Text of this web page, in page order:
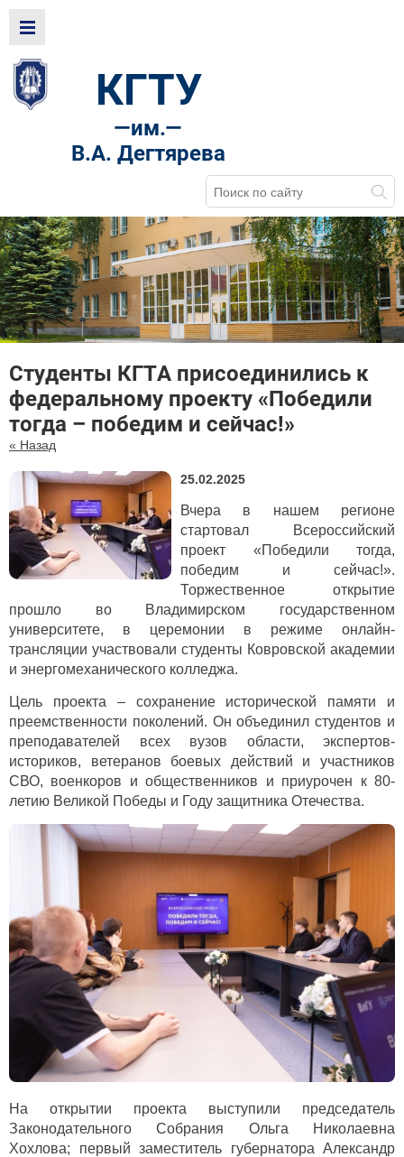
КГТУ
—им.—
В.А. Дегтярева
Студенты КГТА присоединились к
федеральному проекту «Победили
тогда – победим и сейчас!»
« Назад
25.02.2025
Вчера в нашем регионе
стартовал Всероссийский
проект «Победили тогда,
победим и сейчас!».
Торжественное открытие
прошло во Владимирском государственном
университете, в церемонии в режиме онлайн-
трансляции участвовали студенты Ковровской академии
и энергомеханического колледжа.
Цель проекта – сохранение исторической памяти и
преемственности поколений. Он объединил студентов и
преподавателей всех вузов области, экспертов-
историков, ветеранов боевых действий и участников
СВО, военкоров и общественников и приурочен к 80-
летию Великой Победы и Году защитника Отечества.
На открытии проекта выступили председатель
Законодательного Собрания Ольга Николаевна
Хохлова; первый заместитель губернатора Александр